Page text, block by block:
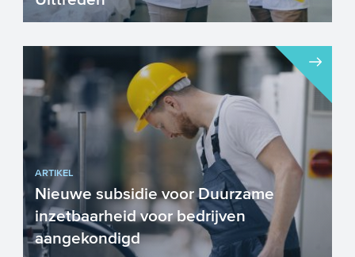
De MDIEU subsidie is een
subsidieregeling voor werkgevers om te
investeren in een gemotiveerde, gezo...
ARTIKEL
Nieuwe subsidie voor Duurzame
inzetbaarheid voor bedrijven
aangekondigd